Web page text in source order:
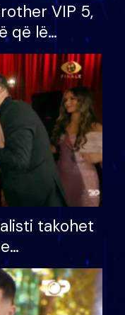
VIP 5,
që lë
për
takohet
letër